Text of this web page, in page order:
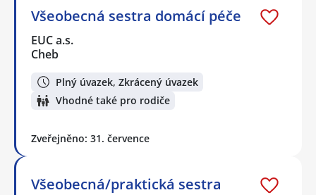
Všeobecná sestra domácí péče
EUC a.s.
Cheb
Plný úvazek, Zkrácený úvazek
Vhodné také pro rodiče
Zveřejněno: 31. července
Všeobecná/praktická sestra